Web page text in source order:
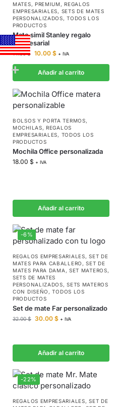
MATES, PREMIUM,REGALOS
EMPRESARIALES, SETS DE MATES
PERSONALIZADOS,TODOS LOS
PRODUCTOS
Mate simil Stanley regalo
empresarial
14.50$ 10.00 $ + IVA
Añadir al carrito
BOLSOS Y PORTA TERMOS,
MOCHILAS,REGALOS
EMPRESARIALES, TODOS LOS
PRODUCTOS
Mochila Office personalizada
18.00 $ + IVA
Añadir al carrito
-6%
REGALOS EMPRESARIALES,SET DE
MATES PARA CABALLERO ,SET DE
MATES PARA DAMA , SET MATEROS,
SETS DE MATES
PERSONALIZADOS,SETS MATEROS
CON DISEÑO ,TODOS LOS
PRODUCTOS
Set de mate Far personalizado
32.00$ 30.00 $ + IVA
Añadir al carrito
-22%
REGALOS EMPRESARIALES,SET DE